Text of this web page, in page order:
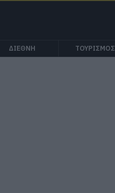
ΔΙΕΘΝΗ ΤΟΥΡΙΣΜΟΣ